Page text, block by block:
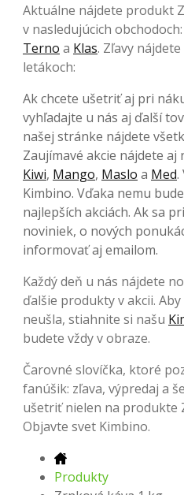
Aktuálne nájdete produkt
v nasledujúcich obchodoch:
Terno a Klas. Zľavy
letákoch:
Ak chcete ušetriť aj pri
vyhľadajte u nás aj ďalší
našej stránke nájdete
Zaujímavé akcie nájdete
Kiwi, Mango, Maslo a Med.
Kimbino. Vďaka nemu
najlepších akciách. Ak sa
noviniek, o nových
informovať aj emailom.
Každý deň u nás nájdete
ďalšie produkty v akcii.
neušla, stiahnite si našu
budete vždy v obraze.
Čarovné slovíčka, ktoré
fanúšik: zľava, výpredaj a
ušetriť nielen na produkte
Objavte svet Kimbino.
Produkty